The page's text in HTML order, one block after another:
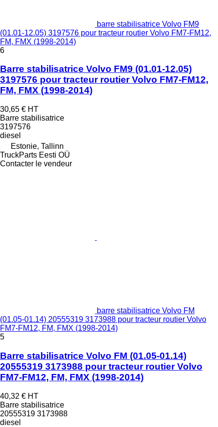
barre stabilisatrice Volvo FM9
(01.01-12.05) 3197576 pour tracteur routier Volvo FM7-FM12,
FM, FMX (1998-2014)
6
Barre stabilisatrice Volvo FM9 (01.01-12.05)
3197576 pour tracteur routier Volvo FM7-FM12,
FM, FMX (1998-2014)
30,65 € HT
Barre stabilisatrice
3197576
diesel
Estonie, Tallinn
TruckParts Eesti OÜ
Contacter le vendeur
barre stabilisatrice Volvo FM
(01.05-01.14) 20555319 3173988 pour tracteur routier Volvo
FM7-FM12, FM, FMX (1998-2014)
5
Barre stabilisatrice Volvo FM (01.05-01.14)
20555319 3173988 pour tracteur routier Volvo
FM7-FM12, FM, FMX (1998-2014)
40,32 € HT
Barre stabilisatrice
20555319 3173988
diesel